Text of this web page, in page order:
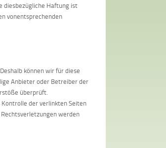
diesbezügliche Haftung ist
vonentsprechenden
können wir für diese
Anbieter oder Betreiber der
überprüft.
der verlinkten Seiten
werden